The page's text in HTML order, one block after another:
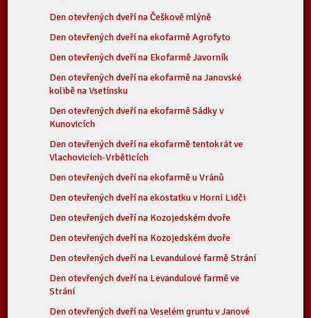
Den otevřených dveří na Češkově mlýně
Den otevřených dveří na ekofarmě Agrofyto
Den otevřených dveří na Ekofarmě Javorník
Den otevřených dveří na ekofarmě na Janovské
kolibě na Vsetínsku
Den otevřených dveří na ekofarmě Sádky v
Kunovicích
Den otevřených dveří na ekofarmě tentokrát ve
Vlachovicích-Vrběticích
Den otevřených dveří na ekofarmě u Vránů
Den otevřených dveří na ekostatku v Horní Lidči
Den otevřených dveří na Kozojedském dvoře
Den otevřených dveří na Kozojedském dvoře
Den otevřených dveří na Levandulové farmě Strání
Den otevřených dveří na Levandulové farmě ve
Strání
Den otevřených dveří na Veselém gruntu v Janové